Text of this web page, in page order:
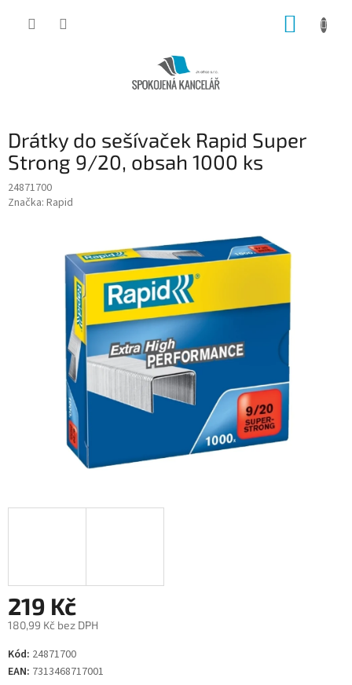
Drátky do sešívaček Rapid Super
Strong 9/20, obsah 1000 ks
24871700
Značka: Rapid
219 Kč
180,99 Kč bez DPH
Měrná
cena:
Kód: 24871700
EAN: 7313468717001